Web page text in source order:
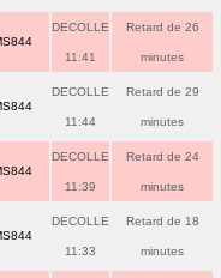
DECOLLE
11:41
Retard de 26
minutes
DECOLLE
11:44
Retard de 29
minutes
DECOLLE
11:39
Retard de 24
minutes
DECOLLE
11:33
Retard de 18
minutes